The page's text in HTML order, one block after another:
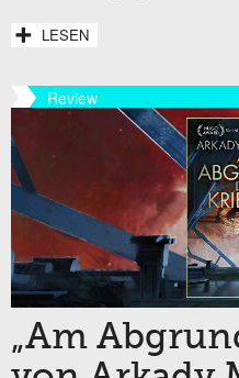
LESEN
Review
„Am